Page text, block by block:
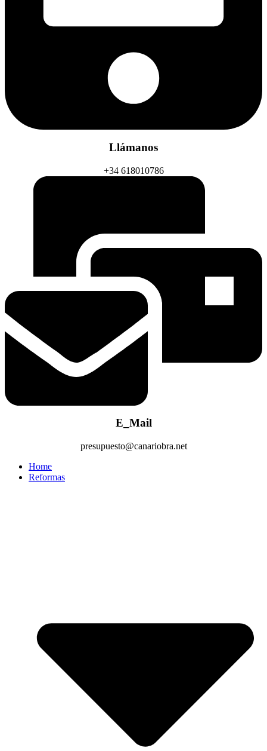
Llámanos
+34 618010786
E_Mail
presupuesto@canariobra.net
Home
Reformas